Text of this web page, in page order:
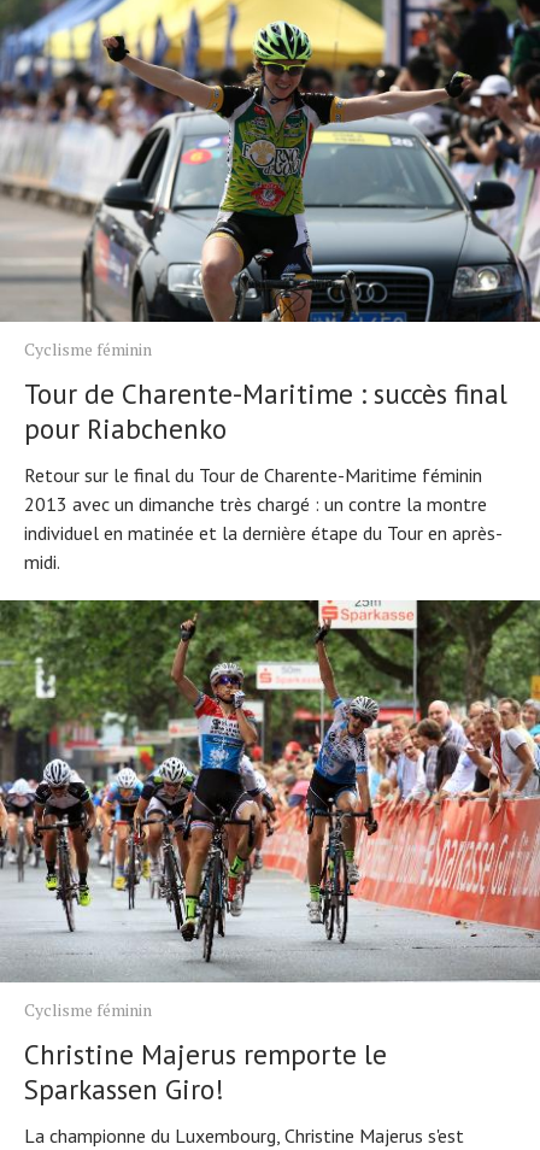
Cyclisme féminin
Tour de Charente-Maritime : succès final
pour Riabchenko
Retour sur le final du Tour de Charente-Maritime féminin
2013 avec un dimanche très chargé : un contre la montre
individuel en matinée et la dernière étape du Tour en après-
midi.
Cyclisme féminin
Christine Majerus remporte le
Sparkassen Giro!
La championne du Luxembourg, Christine Majerus s'est